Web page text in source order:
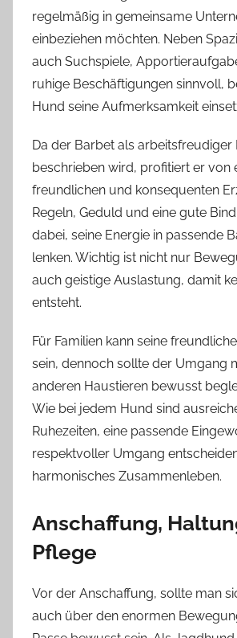
regelmäßig in gemeinsame
einbeziehen möchten. Neben
auch Suchspiele,
ruhige Beschäftigungen sinnvoll,
Hund seine Aufmerksamkeit
Da der Barbet als arbeitsfreudiger
beschrieben wird, profitiert er von
freundlichen und konsequenten
Regeln, Geduld und eine gute
dabei, seine Energie in passende
lenken. Wichtig ist nicht nur
auch geistige Auslastung, damit
entsteht.
Für Familien kann seine
sein, dennoch sollte der Umgang
anderen Haustieren bewusst
Wie bei jedem Hund sind
Ruhezeiten, eine passende
respektvoller Umgang
harmonisches Zusammenleben.
Anschaffung,
Pflege
Vor der Anschaffung, sollte man
auch über den enormen